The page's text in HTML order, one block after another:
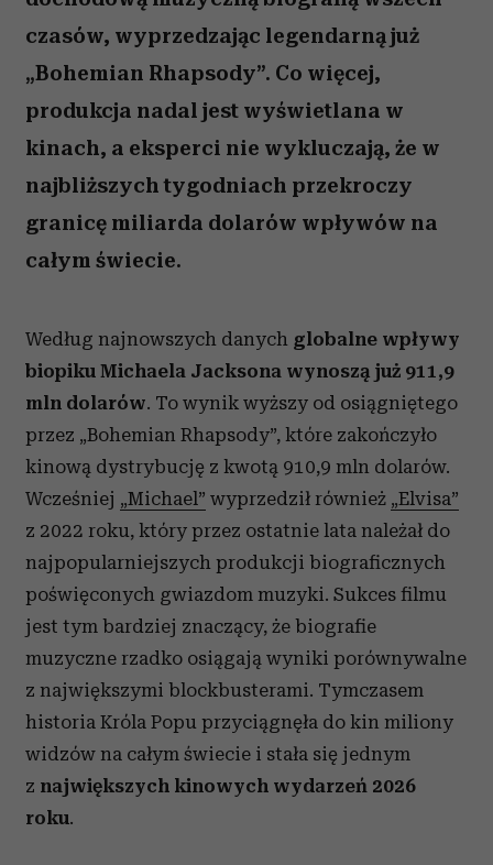
czasów, wyprzedzając legendarną już
„Bohemian Rhapsody”. Co więcej,
produkcja nadal jest wyświetlana w
kinach, a eksperci nie wykluczają, że w
najbliższych tygodniach przekroczy
granicę miliarda dolarów wpływów na
całym świecie.
Według najnowszych danych globalne wpływy
biopiku Michaela Jacksona wynoszą już 911,9
mln dolarów. To wynik wyższy od osiągniętego
przez „Bohemian Rhapsody”, które zakończyło
kinową dystrybucję z kwotą 910,9 mln dolarów.
Wcześniej „Michael” wyprzedził również „Elvisa”
z 2022 roku, który przez ostatnie lata należał do
najpopularniejszych produkcji biograficznych
poświęconych gwiazdom muzyki. Sukces filmu
jest tym bardziej znaczący, że biografie
muzyczne rzadko osiągają wyniki porównywalne
z największymi blockbusterami. Tymczasem
historia Króla Popu przyciągnęła do kin miliony
widzów na całym świecie i stała się jednym
z największych kinowych wydarzeń 2026
roku.